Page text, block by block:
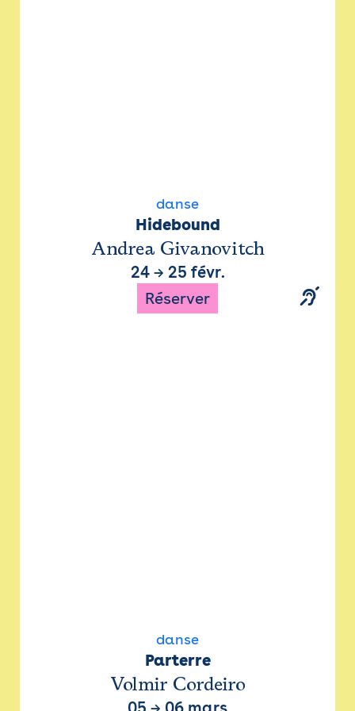
danse
Hidebound
Andrea Givanovitch
24→ 25 févr.
Réserver
danse
Parterre
Volmir Cordeiro